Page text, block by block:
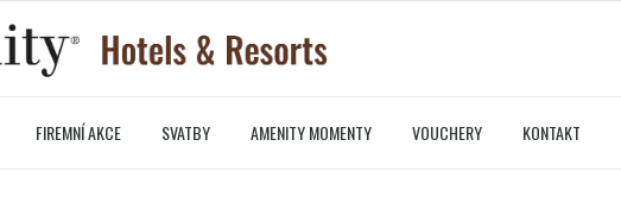
FIREMNÍ AKCE SVATBY AMENITY MOMENTY VOUCHERY KONTAKT